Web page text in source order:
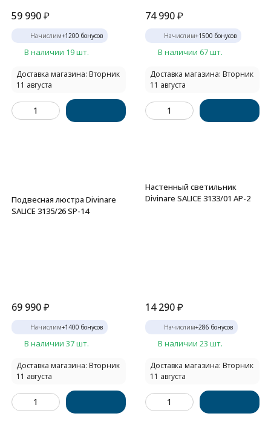
59 990₽
Начислим+1200 бонусов
В наличии 19 шт.
Доставка магазина: Вторник
11 августа
74 990₽
Начислим+1500 бонусов
В наличии 67 шт.
Доставка магазина: Вторник
11 августа
Подвесная люстра Divinare
SALICE 3135/26 SP-14
69 990₽
Начислим+1400 бонусов
В наличии 37 шт.
Доставка магазина: Вторник
11 августа
Настенный светильник
Divinare SALICE 3133/01 AP-2
14 290₽
Начислим+286 бонусов
В наличии 23 шт.
Доставка магазина: Вторник
11 августа